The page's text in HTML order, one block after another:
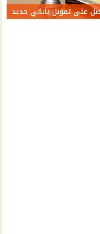
على تمويل ياباني جديد